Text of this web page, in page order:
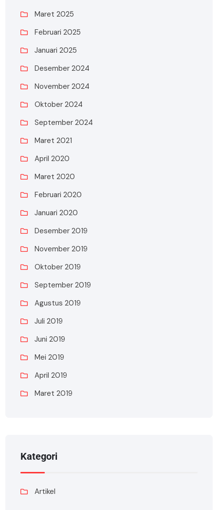
Maret 2025
Februari 2025
Januari 2025
Desember 2024
November 2024
Oktober 2024
September 2024
Maret 2021
April 2020
Maret 2020
Februari 2020
Januari 2020
Desember 2019
November 2019
Oktober 2019
September 2019
Agustus 2019
Juli 2019
Juni 2019
Mei 2019
April 2019
Maret 2019
Kategori
Artikel